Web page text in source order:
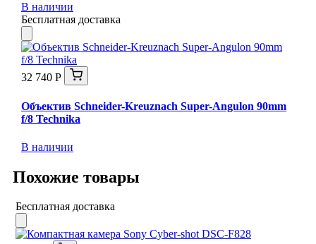
В наличии
Бесплатная доставка
32 740 Р
Объектив Schneider-Kreuznach Super-Angulon 90mm
f/8 Technika
В наличии
Похожие товары
Бесплатная доставка